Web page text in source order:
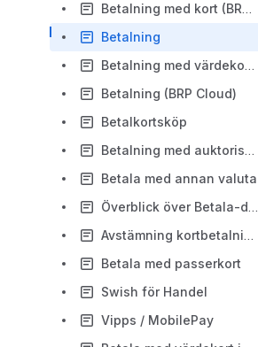
Betalning med kort (BRP Cloud)
Betalning
Betalning med värdekort (BRP Cloud)
Betalning (BRP Cloud)
Betalkortsköp
Betalning med auktoriserat kort
Betala med annan valuta
Överblick över Betala-dialogen (BRP Cloud)
Avstämning kortbetalning
Betala med passerkort
Swish för Handel
Vipps / MobilePay